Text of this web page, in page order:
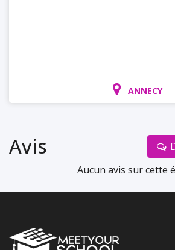
ANNECY
Avis
Aucun avis sur cette